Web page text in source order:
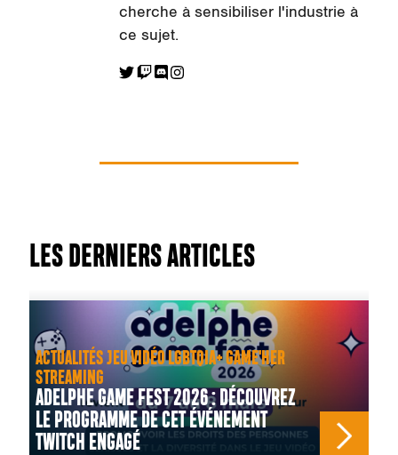
cherche à sensibiliser l'industrie à
ce sujet.
LES DERNIERS ARTICLES
ACTUALITÉS JEU VIDÉO LGBTQIA+ GAME'HER
STREAMING
ADELPHE GAME FEST 2026 : DÉCOUVREZ
LE PROGRAMME DE CET ÉVÉNEMENT
TWITCH ENGAGÉ